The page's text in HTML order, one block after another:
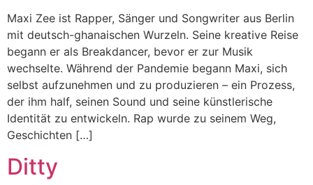
Maxi Zee ist Rapper, Sänger und Songwriter aus Berlin
mit deutsch-ghanaischen Wurzeln. Seine kreative Reise
begann er als Breakdancer, bevor er zur Musik
wechselte. Während der Pandemie begann Maxi, sich
selbst aufzunehmen und zu produzieren – ein Prozess,
der ihm half, seinen Sound und seine künstlerische
Identität zu entwickeln. Rap wurde zu seinem Weg,
Geschichten […]
Ditty